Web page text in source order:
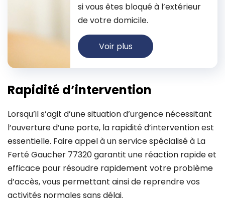
si vous êtes bloqué à l’extérieur
de votre domicile.
Voir plus
Rapidité d’intervention
Lorsqu’il s’agit d’une situation d’urgence nécessitant
l’ouverture d’une porte, la rapidité d’intervention est
essentielle. Faire appel à un service spécialisé à La
Ferté Gaucher 77320 garantit une réaction rapide et
efficace pour résoudre rapidement votre problème
d’accès, vous permettant ainsi de reprendre vos
activités normales sans délai.